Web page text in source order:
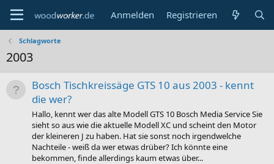
Anmelden Registrieren
Schlagworte
2003
Bosch Tischkreissäge GTS 10 aus 2003 - kennt
die wer?
Hallo, kennt wer das alte Modell GTS 10 Bosch Media Service Sie
sieht so aus wie die aktuelle Modell XC und scheint den Motor
der kleineren J zu haben. Hat sie sonst noch irgendwelche
Nachteile - weiß da wer etwas drüber? Ich könnte eine
bekommen, finde allerdings kaum etwas über...